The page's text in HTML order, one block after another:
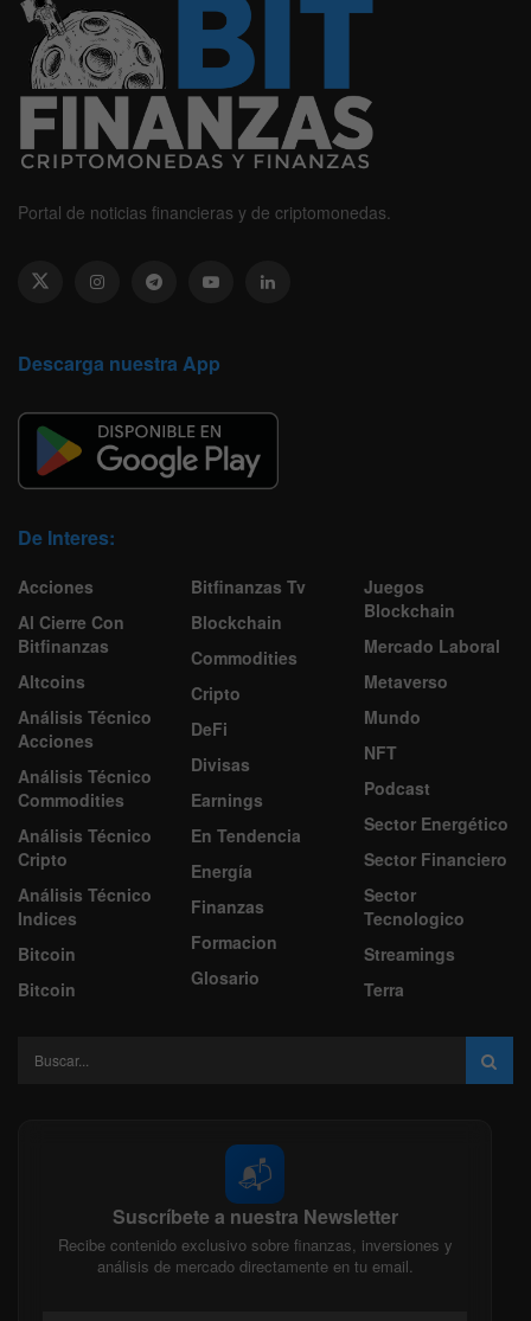
Portal de noticias financieras y de criptomonedas.
Descarga nuestra App
De Interes:
Acciones
Al Cierre Con
Bitfinanzas
Altcoins
Análisis Técnico
Acciones
Análisis Técnico
Commodities
Análisis Técnico
Cripto
Análisis Técnico
Indices
Bitcoin
Bitcoin
Bitfinanzas Tv
Blockchain
Commodities
Cripto
DeFi
Divisas
Earnings
En Tendencia
Energía
Finanzas
Formacion
Glosario
Juegos
Blockchain
Mercado Laboral
Metaverso
Mundo
NFT
Podcast
Sector Energético
Sector Financiero
Sector
Tecnologico
Streamings
Terra
📬
Suscríbete a nuestra Newsletter
Recibe contenido exclusivo sobre finanzas, inversiones y
análisis de mercado directamente en tu email.